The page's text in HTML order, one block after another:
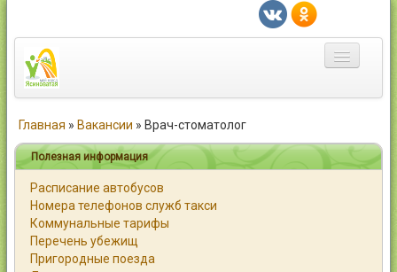
Город
Статьи
Каталог
Справочник
Главная » Вакансии » Врач-стоматолог
Полезная информация
Расписание автобусов
Номера телефонов служб такси
Коммунальные тарифы
Перечень убежищ
Пригородные поезда